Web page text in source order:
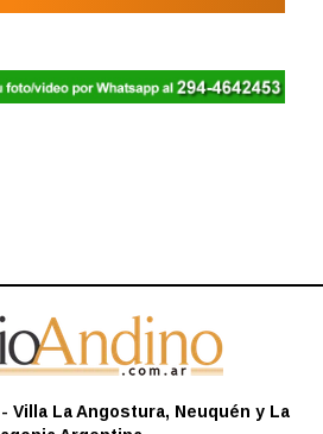
Villa La Angostura, Neuquén y La